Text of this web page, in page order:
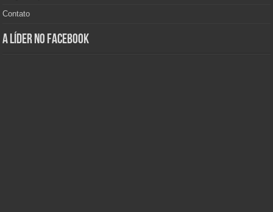
Contato
A Líder no Facebook